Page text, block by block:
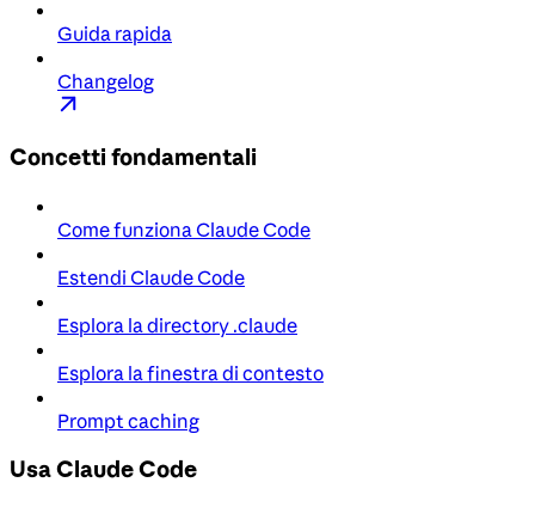
Guida rapida
Changelog
Concetti fondamentali
Come funziona Claude Code
Estendi Claude Code
Esplora la directory .claude
Esplora la finestra di contesto
Prompt caching
Usa Claude Code